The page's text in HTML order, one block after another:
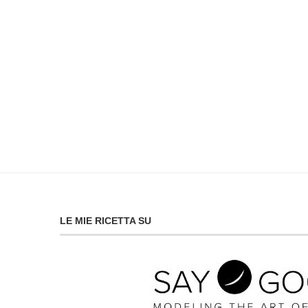
LE MIE RICETTA SU